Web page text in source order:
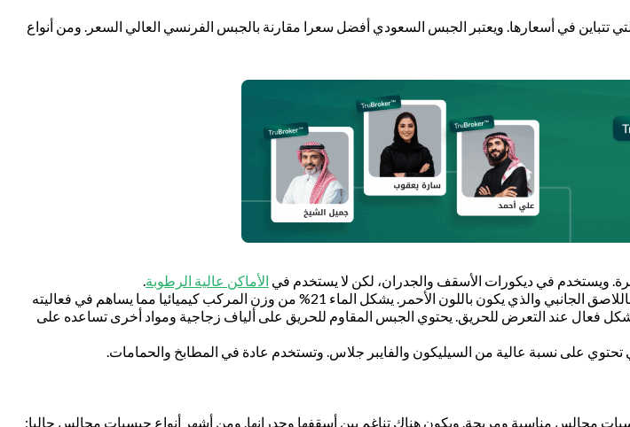
تتباين في أسعارها. ويعتبر الجبس السعودي أفضل سعرا مقارنة بالجبس الفرنسي العالي السعر. ومن أنواع
ويستخدم في ديكورات الأسقف والجدران، لكن لا يستخدم في الأماكن عالية الرطوبة.
: وهو جبس مغلف طبقة من الكرتون مثل الجبس العادي، لكن الاختلاف باللاصق الجانبي والذي يكون باللون الأحمر. يشكل الماء 21% من وزن المركب كيميائيا مما يساهم في فعاليته
فعال عند التعرض للحريق. يحتوي الجبس المقاوم للحريق على ألياف زجاجية ومواد أخرى تساعده على
على نسبة عالية من السيليكون والفايبر جلاس. وتستخدم عادة في المطابخ والحمامات.
مجالس مناسبة ومريحة. ويكون هناك تناغم بين أسقفها وجدرانها. ومن أشهر أنواع جبسيات مجالس حاليا: